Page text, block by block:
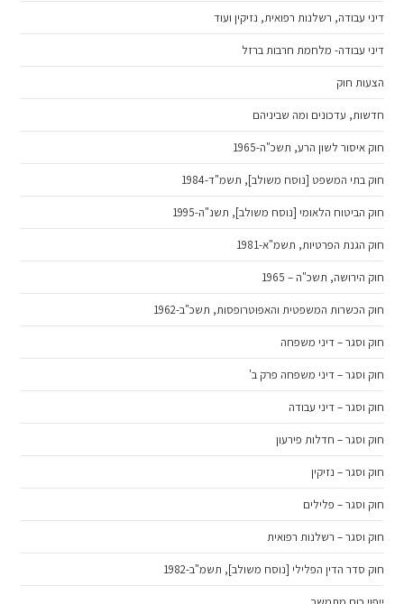
דיני עבודה, רשלנות רפואית, נזיקין ועוד
דיני עבודה- מלחמת חרבות ברזל
הצעות חוק
חדשות, עדכונים ומה שביניהם
חוק איסור לשון הרע, תשכ"ה-1965
חוק בתי המשפט [נוסח משולב], תשמ"ד-1984
חוק הביטוח הלאומי [נוסח משולב], תשנ"ה-1995
חוק הגנת הפרטיות, תשמ"א-1981
חוק הירושה, תשכ"ה – 1965
חוק הכשרות המשפטית והאפוטרופסות, תשכ"ב-1962
חוק וסגר – דיני משפחה
חוק וסגר – דיני משפחה פרק ב'
חוק וסגר – דיני עבודה
חוק וסגר – חדלות פירעון
חוק וסגר – נזיקין
חוק וסגר – פלילים
חוק וסגר – רשלנות רפואית
חוק סדר הדין הפלילי [נוסח משולב], תשמ"ב-1982